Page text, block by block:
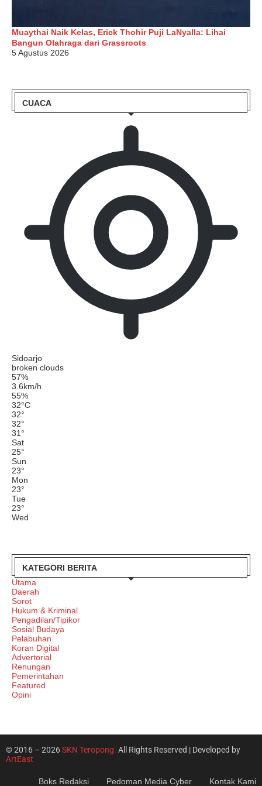
Muaythai Naik Kelas, Erick Thohir Puji LaNyalla: Lihai
Bangun Olahraga dari Grassroots
5 Agustus 2026
CUACA
Sidoarjo
broken clouds
57%
3.6km/h
55%
32°C
32°
32°
31 °
Sat
25°
Sun
23°
Mon
23°
Tue
23°
Wed
KATEGORI BERITA
Utama
Daerah
Sorot
Hukum & Kriminal
Pengadilan/Tipikor
Sosial Budaya
Pelabuhan
Koran Digital
Advertorial
Renungan
Pemerintahan
Featured
Opini
© 2016 – 2026SKN Teropong. All Rights Reserved | Developed by
ArtEast
Boks Redaksi Pedoman Media Cyber Kontak Kami